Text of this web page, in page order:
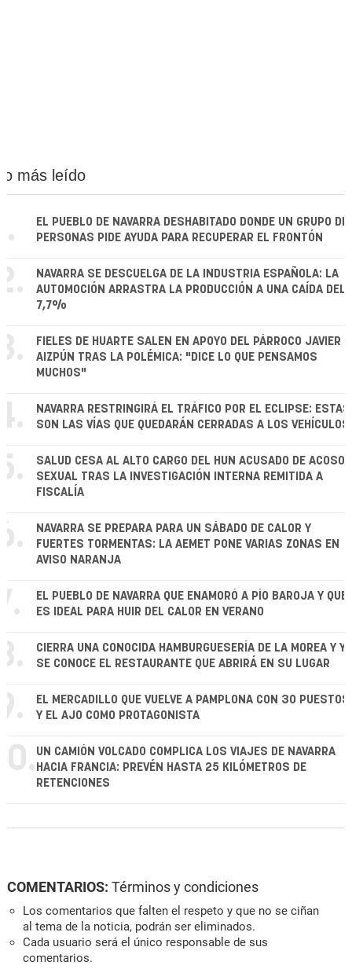
más leído
EL PUEBLO DE NAVARRA DESHABITADO DONDE UN GRUPO DE
PERSONAS PIDE AYUDA PARA RECUPERAR EL FRONTÓN
NAVARRA SE DESCUELGA DE LA INDUSTRIA ESPAÑOLA: LA
AUTOMOCIÓN ARRASTRA LA PRODUCCIÓN A UNA CAÍDA DEL
7,7%
FIELES DE HUARTE SALEN EN APOYO DEL PÁRROCO JAVIER
AIZPÚN TRAS LA POLÉMICA: "DICE LO QUE PENSAMOS
MUCHOS"
NAVARRA RESTRINGIRÁ EL TRÁFICO POR EL ECLIPSE: ESTAS
SON LAS VÍAS QUE QUEDARÁN CERRADAS A LOS VEHÍCULOS
SALUD CESA AL ALTO CARGO DEL HUN ACUSADO DE ACOSO
SEXUAL TRAS LA INVESTIGACIÓN INTERNA REMITIDA A
FISCALÍA
NAVARRA SE PREPARA PARA UN SÁBADO DE CALOR Y
FUERTES TORMENTAS: LA AEMET PONE VARIAS ZONAS EN
AVISO NARANJA
EL PUEBLO DE NAVARRA QUE ENAMORÓ A PÍO BAROJA Y QUE
ES IDEAL PARA HUIR DEL CALOR EN VERANO
CIERRA UNA CONOCIDA HAMBURGUESERÍA DE LA MOREA Y YA
SE CONOCE EL RESTAURANTE QUE ABRIRÁ EN SU LUGAR
EL MERCADILLO QUE VUELVE A PAMPLONA CON 30 PUESTOS
Y EL AJO COMO PROTAGONISTA
UN CAMIÓN VOLCADO COMPLICA LOS VIAJES DE NAVARRA
HACIA FRANCIA: PREVÉN HASTA 25 KILÓMETROS DE
RETENCIONES
COMENTARIOS: Términos y condiciones
Los comentarios que falten el respeto y que no se ciñan
al tema de la noticia, podrán ser eliminados.
Cada usuario será el único responsable de sus
comentarios.